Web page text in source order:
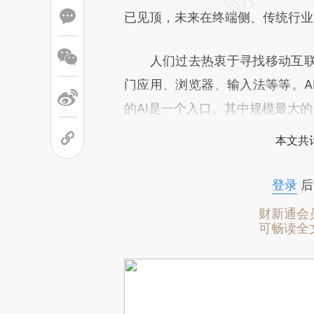
已见顶，未来在终端侧、传统行
人们过去热衷于寻找移动互联
门应用、浏览器、输入法等等。
的AI是一个入口。其中规模最大
本文共
登录后
财新通会
可畅读全